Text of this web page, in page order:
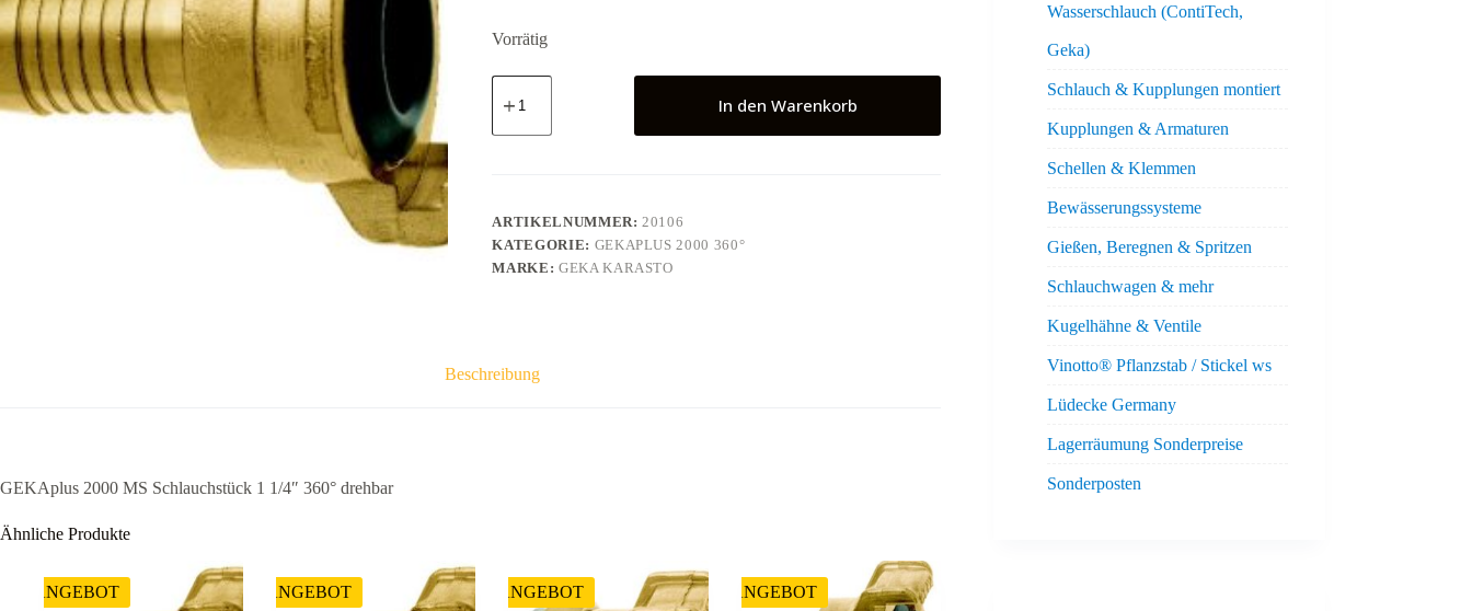
Vorrätig
GEKAplus
2000
Schlauchstück
drehbar
Menge
In den Warenkorb
ARTIKELNUMMER: 20106
KATEGORIE: GEKAPLUS 2000 360°
MARKE: GEKA KARASTO
Beschreibung
GEKAplus 2000 MS Schlauchstück 1 1/4″ 360° drehbar
Ähnliche Produkte
ANGEBOT ANGEBOT ANGEBOT ANGEBOT
Wasserschlauch (ContiTech,
Geka)
Schlauch & Kupplungen montiert
Kupplungen & Armaturen
Schellen & Klemmen
Bewässerungssysteme
Gießen, Beregnen & Spritzen
Schlauchwagen & mehr
Kugelhähne & Ventile
Vinotto® Pflanzstab / Stickel ws
Lüdecke Germany
Lagerräumung Sonderpreise
Sonderposten